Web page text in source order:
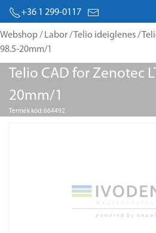
+36 1 299-0117
Webshop/ Labor/Telio ideiglenes/
98.5-20mm/1
Telio CAD for Zenotec
20mm/1
Termék kód: 664492